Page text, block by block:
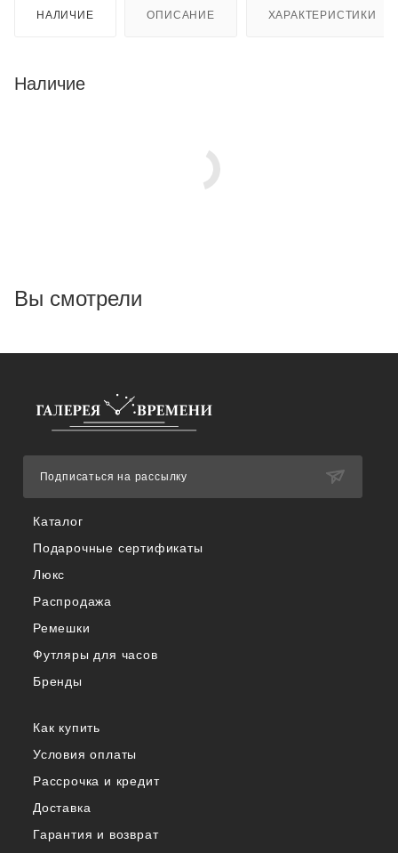
НАЛИЧИЕ ОПИСАНИЕ ХАРАКТЕРИСТИКИ
Наличие
Вы смотрели
Каталог
Подарочные сертификаты
Люкс
Распродажа
Ремешки
Футляры для часов
Бренды
Как купить
Условия оплаты
Рассрочка и кредит
Доставка
Гарантия и возврат
Подписаться на рассылку